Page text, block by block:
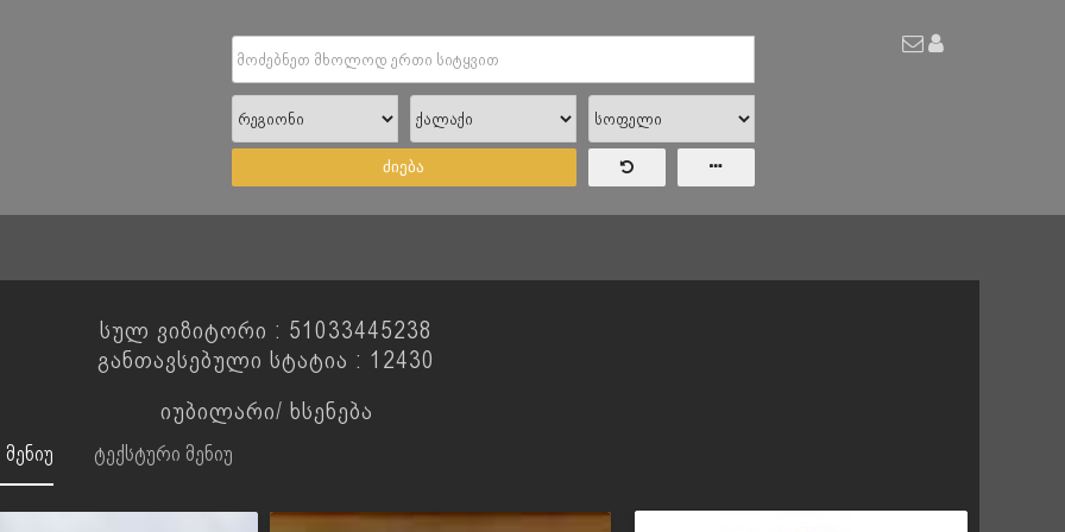
ძიება
სულ ვიზიტორი : 51033445238
განთავსებული სტატია : 12430
იუბილარი/ ხსენება
ტექსტური მენიუ